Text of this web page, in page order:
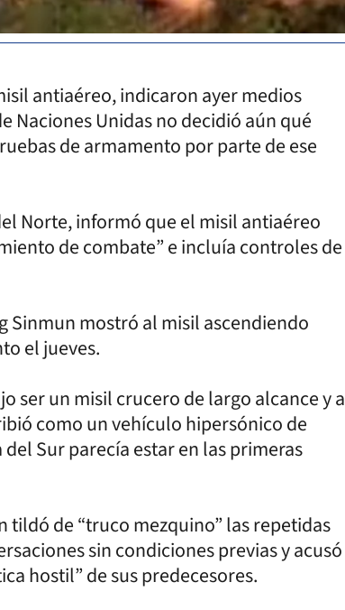
antiaéreo, indicaron ayer medios
Naciones Unidas no decidió aún qué
de armamento por parte de ese
Norte, informó que el misil antiaéreo
de combate” e incluía controles de
Sinmun mostró al misil ascendiendo
el jueves.
ser un misil crucero de largo alcance y a
como un vehículo hipersónico de
Sur parecía estar en las primeras
de “truco mezquino” las repetidas
sin condiciones previas y acusó
hostil” de sus predecesores.